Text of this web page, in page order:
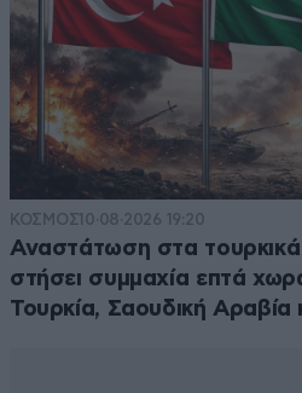
ΚΟΣΜΟΣ10·08·2026 19:20
Αναστάτωση στα
στήσει συμμαχία επτά
Τουρκία, Σαουδική Αραβία